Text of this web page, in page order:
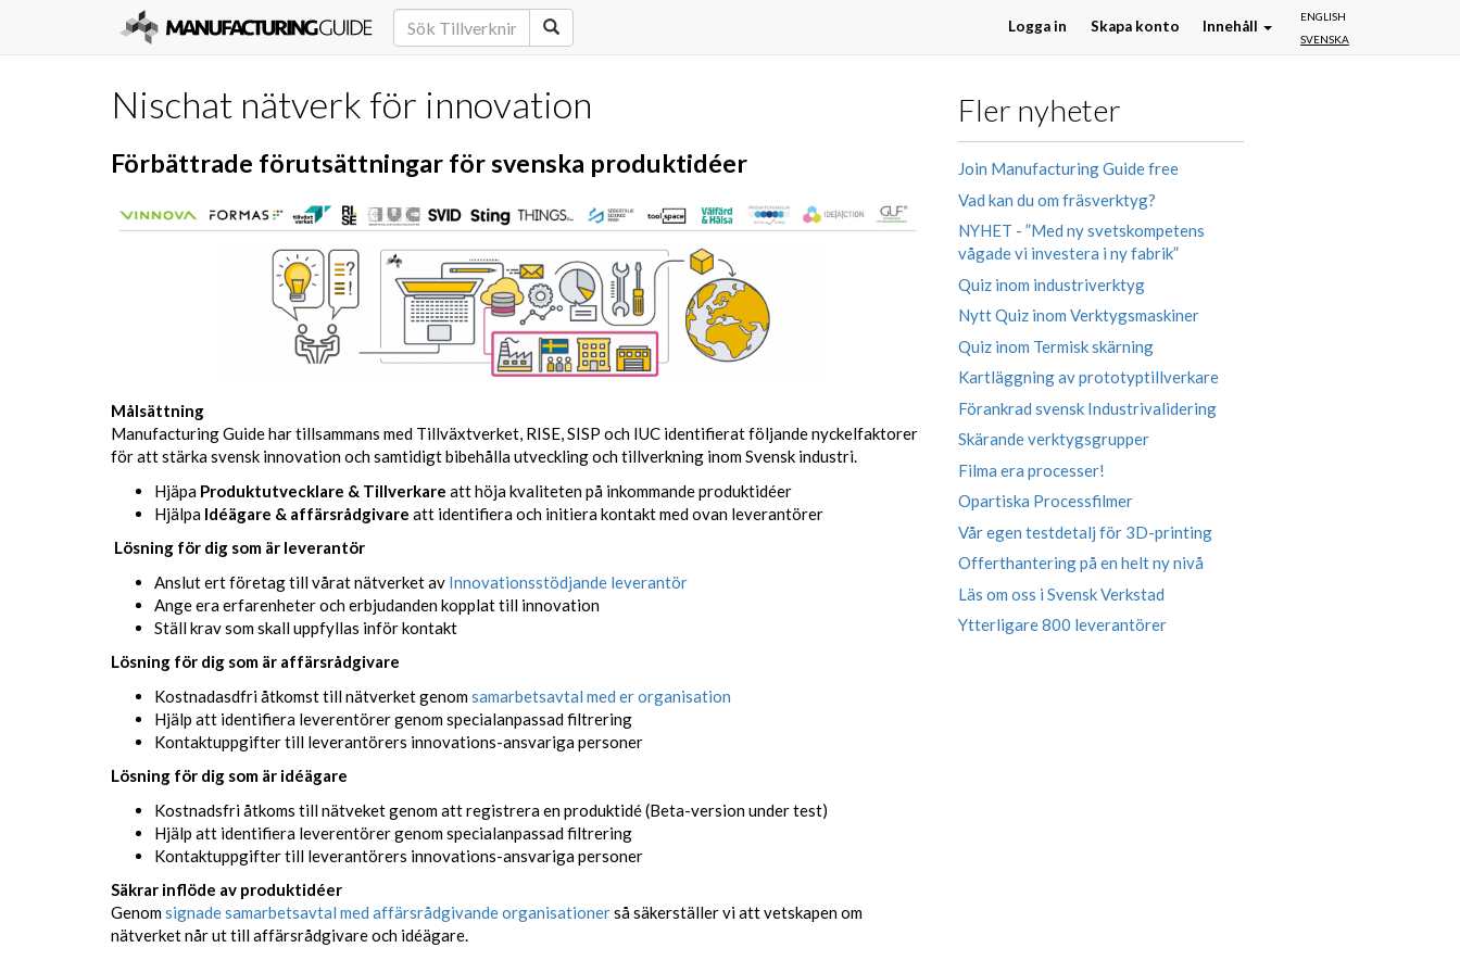
ENGLISH
SVENSKA
Logga in Skapa konto Innehåll
Nischat nätverk för innovation
Förbättrade förutsättningar för svenska produktidéer
Målsättning
Manufacturing Guide har tillsammans med Tillväxtverket, RISE, SISP och IUC identifierat följande nyckelfaktorer
för att stärka svensk innovation och samtidigt bibehålla utveckling och tillverkning inom Svensk industri.
Hjäpa Produktutvecklare & Tillverkare att höja kvaliteten på inkommande produktidéer
Hjälpa Idéägare & affärsrådgivare att identifiera och initiera kontakt med ovan leverantörer
Lösning för dig som är leverantör
Anslut ert företag till vårat nätverket av Innovationsstödjande leverantör
Ange era erfarenheter och erbjudanden kopplat till innovation
Ställ krav som skall uppfyllas inför kontakt
Lösning för dig som är affärsrådgivare
Kostnadasdfri åtkomst till nätverket genomsamarbetsavtal med er organisation
Hjälp att identifiera leverentörer genom specialanpassad filtrering
Kontaktuppgifter till leverantörers innovations-ansvariga personer
Lösning för dig som är idéägare
Kostnadsfri åtkoms till nätveket genom att registrera en produktidé (Beta-version under test)
Hjälp att identifiera leverentörer genom specialanpassad filtrering
Kontaktuppgifter till leverantörers innovations-ansvariga personer
Säkrar inflöde av produktidéer
Genomsignade samarbetsavtal med affärsrådgivande organisationerså säkerställer vi att vetskapen om
nätverket når ut till affärsrådgivare och idéägare.
Fler nyheter
Join Manufacturing Guide free
Vad kan du om fräsverktyg?
NYHET - ”Med ny svetskompetens
vågade vi investera i ny fabrik”
Quiz inom industriverktyg
Nytt Quiz inom Verktygsmaskiner
Quiz inom Termisk skärning
Kartläggning av prototyptillverkare
Förankrad svensk Industrivalidering
Skärande verktygsgrupper
Filma era processer!
Opartiska Processfilmer
Vår egen testdetalj för 3D-printing
Offerthantering på en helt ny nivå
Läs om oss i Svensk Verkstad
Ytterligare 800 leverantörer